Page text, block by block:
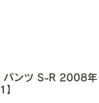
パンツ S-R 2008年